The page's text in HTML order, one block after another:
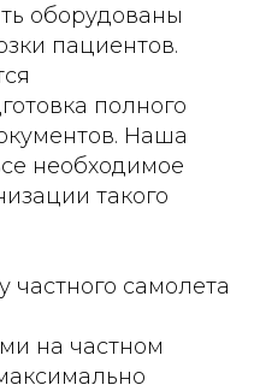
оборудованы
пациентов.
полного
Наша
необходимое
такого
самолета
на частном